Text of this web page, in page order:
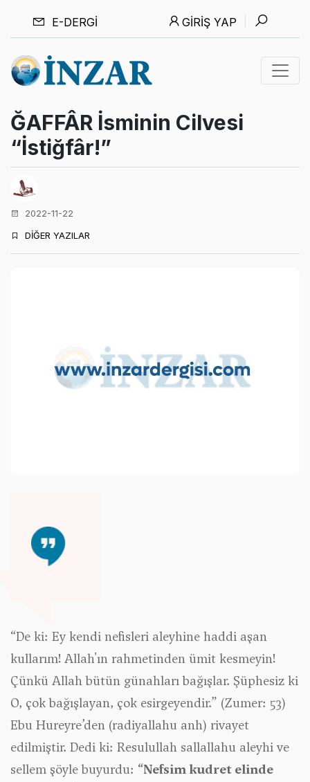
E-DERGI GIRIŞ YAP
ĞAFFÂR İsminin Cilvesi
“İstiğfâr!”
2022-11-22
DİĞER YAZILAR
“De ki: Ey kendi nefisleri aleyhine haddi aşan
kullarım! Allah'ın rahmetinden ümit kesmeyin!
Çünkü Allah bütün günahları bağışlar. Şüphesiz ki
O, çok bağışlayan, çok esirgeyendir.” (Zumer: 53)
Ebu Hureyre’den (radiyallahu anh) rivayet
edilmiştir. Dedi ki: Resulullah sallallahu aleyhi ve
sellem şöyle buyurdu: “Nefsim kudret elinde